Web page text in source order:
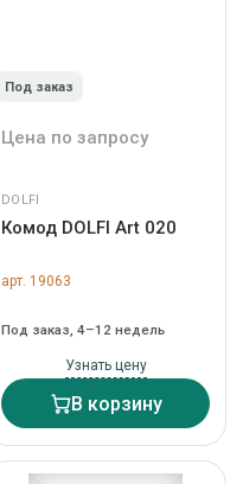
Под заказ
Цена по запросу
DOLFI
Комод DOLFI Art 020
арт. 19063
Под заказ, 4–12 недель
Узнать цену
В корзину